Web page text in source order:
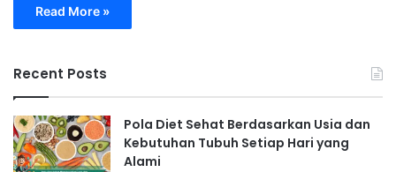
Read More »
Recent Posts
Pola Diet Sehat Berdasarkan Usia dan
Kebutuhan Tubuh Setiap Hari yang
Alami